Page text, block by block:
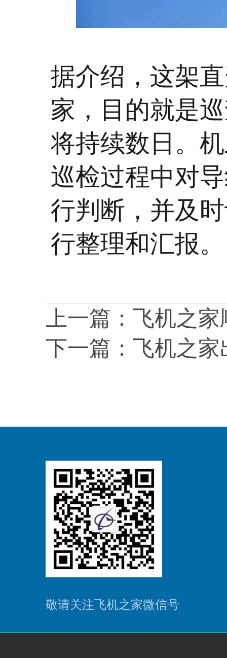
据介绍，这架
家，目的就是
将持续数日。
巡检过程中对
行判断，并及
行整理和汇报。
上一篇： 飞机之家
下一篇： 飞机之家
敬请关注飞机之家微信号